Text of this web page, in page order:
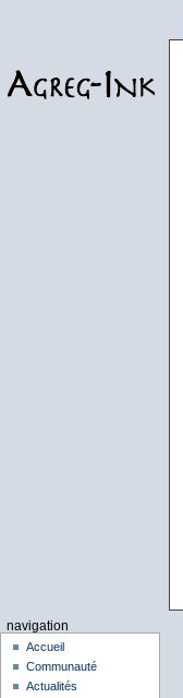
navigation
Accueil
Communauté
Actualités